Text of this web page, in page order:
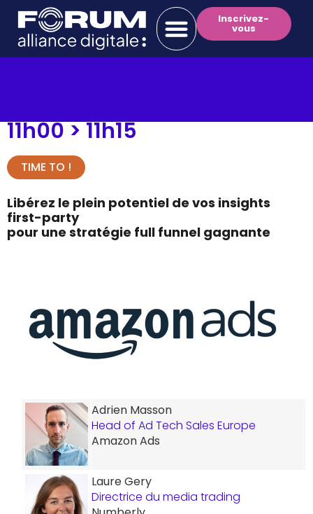
Inscrivez-
vous
11h00 >11h15
TIME TO !
Libérez le plein potentiel de vos insights
first-party
pour une stratégie full funnel gagnante
Adrien Masson
Head of Ad Tech Sales Europe
Amazon Ads
Laure Gery
Directrice du media trading